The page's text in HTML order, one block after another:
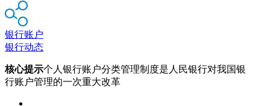
银行账户
银行动态
核心提示个人银行账户分类管理制度是人民银行对我国银
行账户管理的一次重大改革